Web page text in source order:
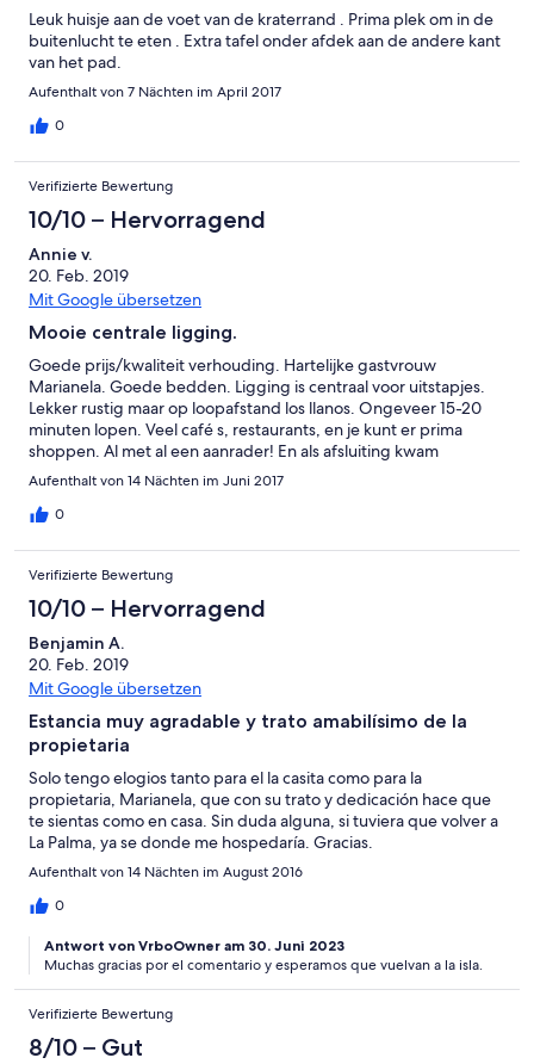
Leuk huisje aan de voet van de kraterrand . Prima plek om in de
buitenlucht te eten . Extra tafel onder afdek aan de andere kant
van het pad.
Aufenthalt von 7 Nächten im April 2017
0
Verifizierte Bewertung
10/10 – Hervorragend
Annie v.
20. Feb. 2019
Mit Google übersetzen
Mooie centrale ligging.
Goede prijs/kwaliteit verhouding. Hartelijke gastvrouw
Marianela. Goede bedden. Ligging is centraal voor uitstapjes.
Lekker rustig maar op loopafstand los llanos. Ongeveer 15-20
minuten lopen. Veel café s, restaurants, en je kunt er prima
shoppen. Al met al een aanrader! En als afsluiting kwam
Marianela nog met een lekkere cava en 2 glaasjes. Marianela
Aufenthalt von 14 Nächten im Juni 2017
0
Verifizierte Bewertung
10/10 – Hervorragend
Benjamin A.
20. Feb. 2019
Mit Google übersetzen
Estancia muy agradable y trato amabilísimo de la
propietaria
Solo tengo elogios tanto para el la casita como para la
propietaria, Marianela, que con su trato y dedicación hace que
te sientas como en casa. Sin duda alguna, si tuviera que volver a
La Palma, ya se donde me hospedaría. Gracias.
Aufenthalt von 14 Nächten im August 2016
0
Antwort von VrboOwner am 30. Juni 2023
Muchas gracias por el comentario y esperamos que vuelvan a la isla.
Verifizierte Bewertung
8/10 – Gut